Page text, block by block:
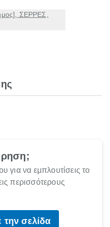
ΣΕΡΡΕΣ,
για να εμπλουτίσεις το
περισσότερους
σελίδα